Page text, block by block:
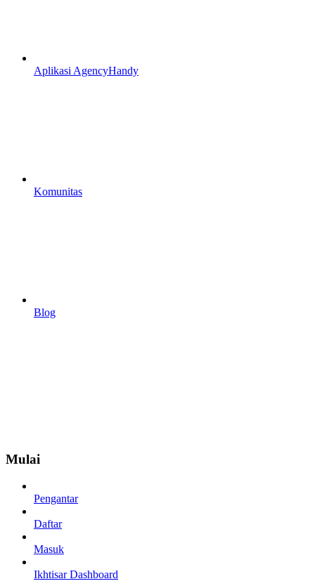
Aplikasi AgencyHandy
Komunitas
Blog
Mulai
Pengantar
Daftar
Masuk
Ikhtisar Dashboard